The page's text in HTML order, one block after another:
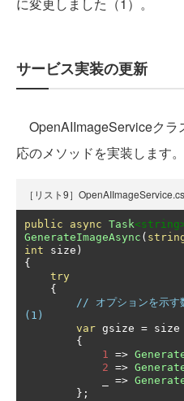
に変更しました（1）。
サービス実装の更新
OpenAIImageServiceクラ
応のメソッドを実装します。
［リスト9］
public async Task
GenerateImageAsync (
int size )
{
try
{
// オプションを示す
(1)
var gsize = size
{
1 =>
2 =>
=>
};